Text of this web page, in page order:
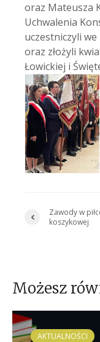
oraz Mateusza
Uchwalenia
uczestniczyli
oraz złożyli
Łowickiej i
Zawody w
koszykowej
Możesz
AKTUALNOŚCI